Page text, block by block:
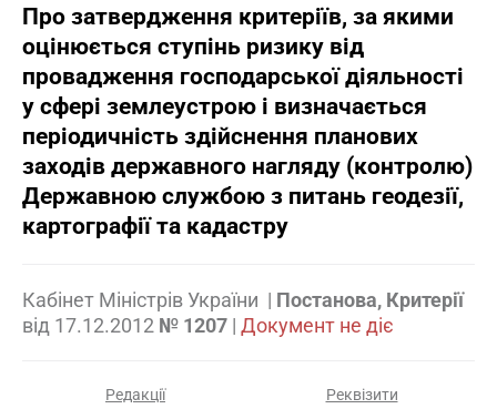
Про затвердження критеріїв, за якими
оцінюється ступінь ризику від
провадження господарської діяльності
у сфері землеустрою і визначається
періодичність здійснення планових
заходів державного нагляду (контролю)
Державною службою з питань геодезії,
картографії та кадастру
Кабінет Міністрів України | Постанова, Критерії
від 17.12.2012 № 1207 | Документ не діє
Редакції Реквізити